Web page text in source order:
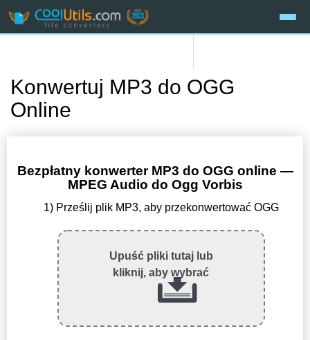
Konwertuj MP3 do OGG
Online
Bezpłatny konwerter MP3 do OGG online —
MPEG Audio do Ogg Vorbis
1) Prześlij plik MP3, aby przekonwertować OGG
Upuść pliki tutaj lub
kliknij, aby wybrać